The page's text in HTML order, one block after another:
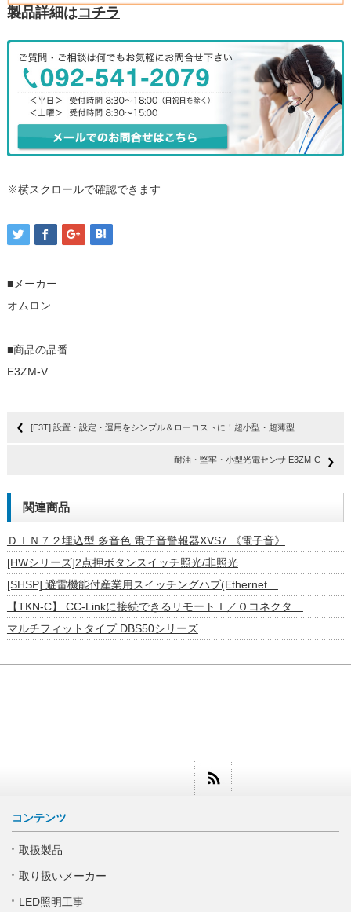
製品詳細はコチラ
※横スクロールで確認できます
■メーカー
オムロン
■商品の品番
E3ZM-V
[E3T] 設置・設定・運用をシンプル＆ローコストに！超小型・超薄型
耐油・堅牢・小型光電センサ E3ZM-C
関連商品
ＤＩＮ７２埋込型 多音色 電子音警報器XVS7 《電子音》
[HWシリーズ]2点押ボタンスイッチ照光/非照光
[SHSP] 避雷機能付産業用スイッチングハブ(Ethernet…
【TKN-C】 CC-Linkに接続できるリモートＩ／Ｏコネクタ…
マルチフィットタイプ DBS50シリーズ
コンテンツ
取扱製品
取り扱いメーカー
LED照明工事